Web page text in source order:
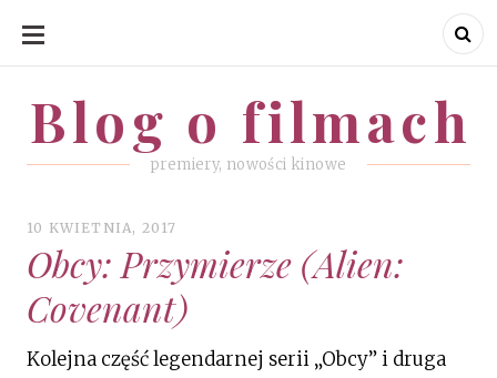
SKIP
CONTENT
Blog o filmach
premiery, nowości kinowe
Blog o filmach
10 KWIETNIA, 2017
Obcy: Przymierze (Alien:
Covenant)
Kolejna część legendarnej serii „Obcy” i druga